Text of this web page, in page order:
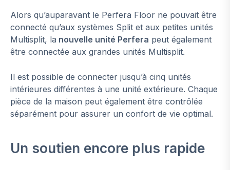
Alors qu’auparavant le Perfera Floor ne pouvait être
connecté qu’aux systèmes Split et aux petites unités
Multisplit, la nouvelle unité Perfera peut également
être connectée aux grandes unités Multisplit.
Il est possible de connecter jusqu’à cinq unités
intérieures différentes à une unité extérieure. Chaque
pièce de la maison peut également être contrôlée
séparément pour assurer un confort de vie optimal.
Un soutien encore plus rapide